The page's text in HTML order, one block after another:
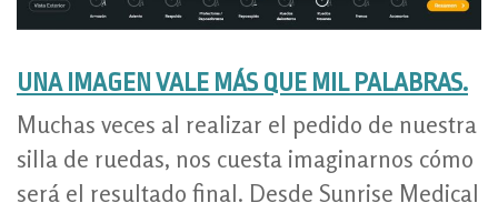
UNA IMAGEN VALE MÁS QUE MIL PALABRAS.
Muchas veces al realizar el pedido de nuestra
silla de ruedas, nos cuesta imaginarnos cómo
será el resultado final. Desde Sunrise Medical